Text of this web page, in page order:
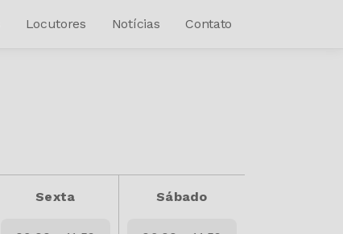
Locutores Notícias Contato
Sexta Sábado